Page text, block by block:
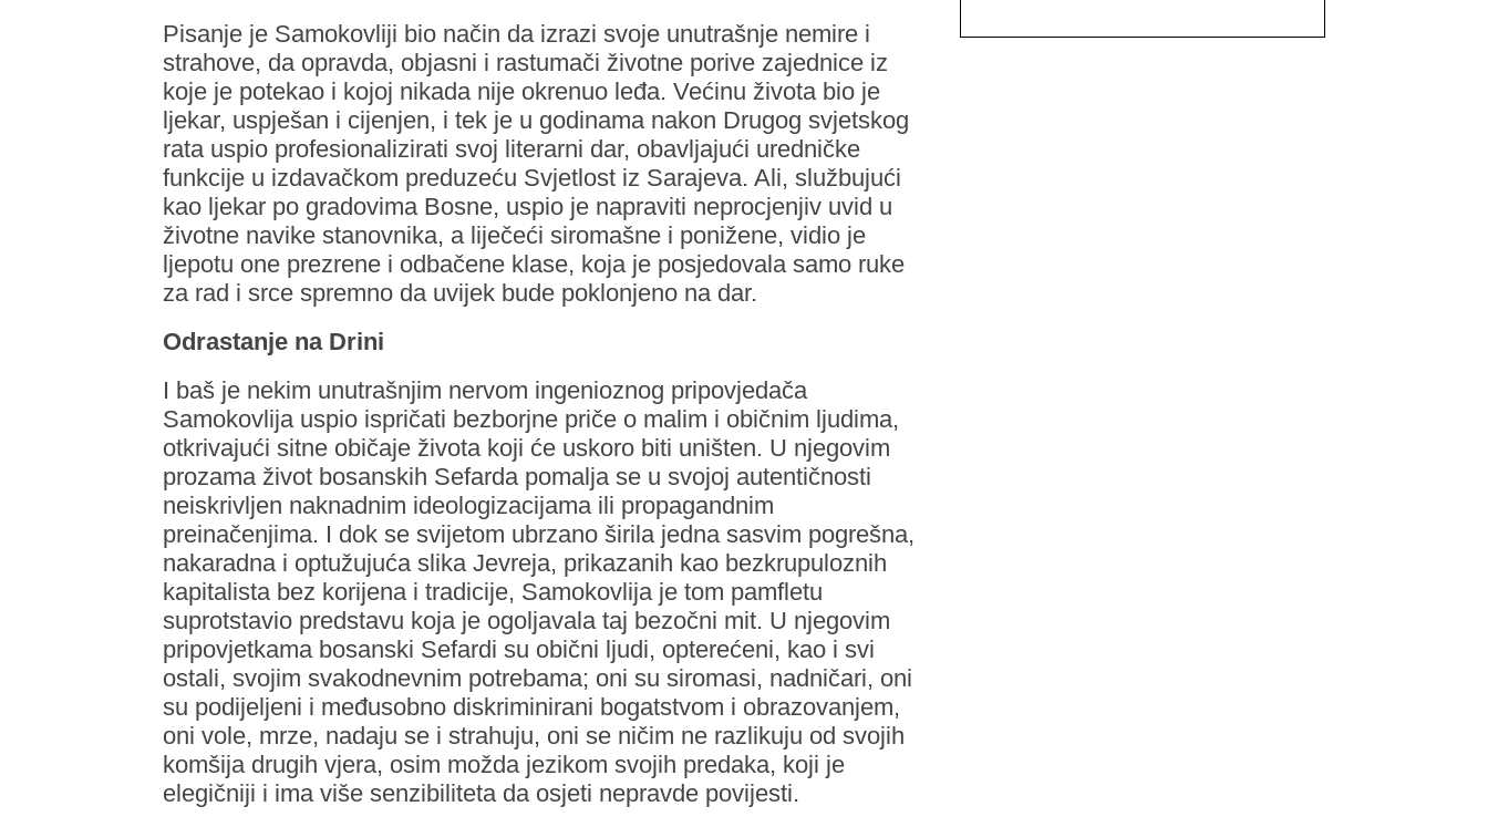
Pisanje je Samokovliji bio način da izrazi svoje unutrašnje nemire i
strahove, da opravda, objasni i rastumači životne porive zajednice iz
koje je potekao i kojoj nikada nije okrenuo leđa. Većinu života bio je
ljekar, uspješan i cijenjen, i tek je u godinama nakon Drugog svjetskog
rata uspio profesionalizirati svoj literarni dar, obavljajući uredničke
funkcije u izdavačkom preduzeću Svjetlost iz Sarajeva. Ali, službujući
kao ljekar po gradovima Bosne, uspio je napraviti neprocjenjiv uvid u
životne navike stanovnika, a liječeći siromašne i ponižene, vidio je
ljepotu one prezrene i odbačene klase, koja je posjedovala samo ruke
za rad i srce spremno da uvijek bude poklonjeno na dar.
Odrastanje na Drini
I baš je nekim unutrašnjim nervom ingenioznog pripovjedača
Samokovlija uspio ispričati bezborjne priče o malim i običnim ljudima,
otkrivajući sitne običaje života koji će uskoro biti uništen. U njegovim
prozama život bosanskih Sefarda pomalja se u svojoj autentičnosti
neiskrivljen naknadnim ideologizacijama ili propagandnim
preinačenjima. I dok se svijetom ubrzano širila jedna sasvim pogrešna,
nakaradna i optužujuća slika Jevreja, prikazanih kao bezkrupuloznih
kapitalista bez korijena i tradicije, Samokovlija je tom pamfletu
suprotstavio predstavu koja je ogoljavala taj bezočni mit. U njegovim
pripovjetkama bosanski Sefardi su obični ljudi, opterećeni, kao i svi
ostali, svojim svakodnevnim potrebama; oni su siromasi, nadničari, oni
su podijeljeni i međusobno diskriminirani bogatstvom i obrazovanjem,
oni vole, mrze, nadaju se i strahuju, oni se ničim ne razlikuju od svojih
komšija drugih vjera, osim možda jezikom svojih predaka, koji je
elegičniji i ima više senzibiliteta da osjeti nepravde povijesti.